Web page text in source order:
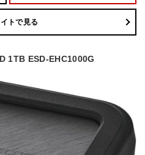
トで見る
1TB ESD-EHC1000G